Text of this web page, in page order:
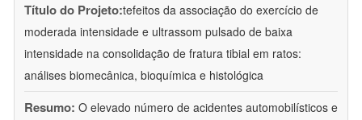
Título do Projeto:tefeitos da associação do exercício de
moderada intensidade e ultrassom pulsado de baixa
intensidade na consolidação de fratura tibial em ratos:
análises biomecânica, bioquímica e histológica
Resumo: O elevado número de acidentes automobilísticos e